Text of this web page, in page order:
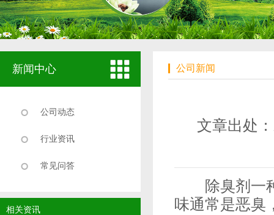
新闻中心
公司动态
行业资讯
常见问答
相关资讯
公司新闻
文章出处
除臭剂 一
味通常是恶臭